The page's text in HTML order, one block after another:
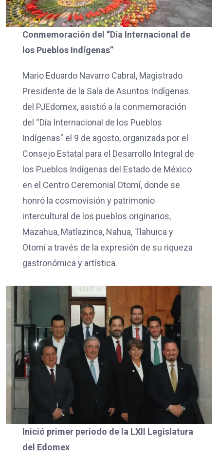
Conmemoración del “Día Internacional de
los Pueblos Indígenas”
Mario Eduardo Navarro Cabral, Magistrado
Presidente de la Sala de Asuntos Indígenas
del PJEdomex, asistió a la conmemoración
del “Día Internacional de los Pueblos
Indígenas” el 9 de agosto, organizada por el
Consejo Estatal para el Desarrollo Integral de
los Pueblos Indígenas del Estado de México
en el Centro Ceremonial Otomí, donde se
honró la cosmovisión y patrimonio
intercultural de los pueblos originarios,
Mazahua, Matlazinca, Nahua, Tlahuica y
Otomí a través de la expresión de su riqueza
gastronómica y artística.
Inició primer periodo de la LXII Legislatura
del Edomex